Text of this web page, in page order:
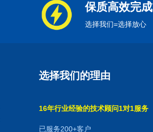
保质高效完成
选择我们=选择放心
选择我们的理由
16年行业经验的技术顾问1对1服务
已服务200+客户